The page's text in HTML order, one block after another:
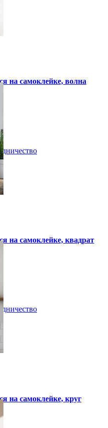
на самоклейке, волна
на самоклейке, квадрат
на самоклейке, круг